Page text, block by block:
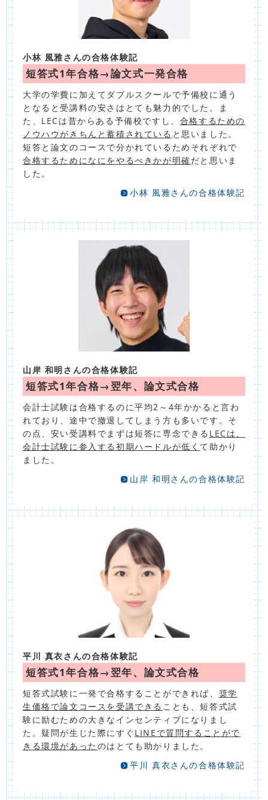
小林 風雅さんの合格体験記
短答式1年合格→論文式一発合格
大学の学費に加えてダブルスクールで予備校に通う
となると受講料の安さはとても魅力的でした。ま
た、LECは昔からある予備校ですし、 合格するための
ノウハウがきちんと蓄積されている と思いました。
短答と論文のコースで分かれているためそれぞれで
合格するためになにをやるべきかが明確だと思いま
した。
小林 風雅さんの合格体験記
山岸 和明さんの合格体験記
短答式1年合格→翌年、論文式合格
会計士試験は合格するのに平均2～4年かかると言わ
れており、途中で撤退してしまう方も多いです。そ
の点、安い受講料でまずは短答に専念できる LECは、
会計士試験に参入する初期ハードルが低く て助かり
ました。
山岸 和明さんの合格体験記
平川 真衣さんの合格体験記
短答式1年合格→翌年、論文式合格
短答式試験に一発で合格することができれば、 奨学
生価格で論文コースを受講できる ことも、短答式試
験に励むための大きなインセンティブになりまし
た。疑問が生じた際にすぐLINEで質問することがで
きる環境があった のはとても助かりました。
平川 真衣さんの合格体験記